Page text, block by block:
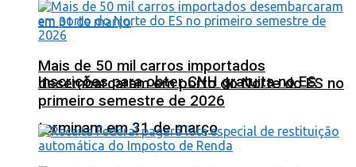
Inscrições para obter CNH gratuita no ES
terminam em 31 de março
Mais de 50 mil carros importados
desembarcaram em porto do Norte do ES no
primeiro semestre de 2026